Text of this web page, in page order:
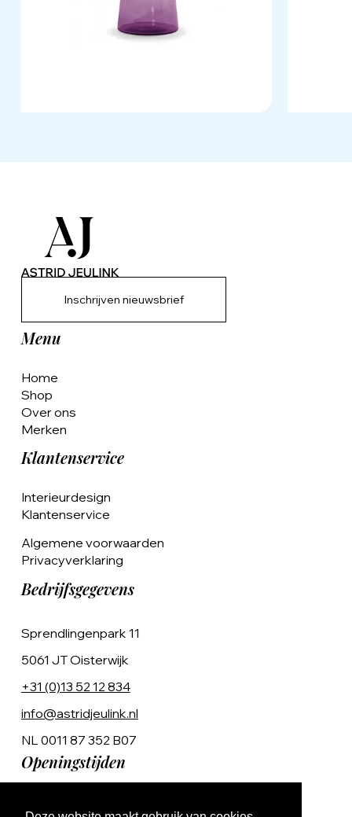
Inschrijven nieuwsbrief
Menu
Home
Shop
Over ons
Merken
Klantenservice
Interieurdesign
Klantenservice
Algemene voorwaarden
Privacyverklaring
Bedrijfsgegevens
Sprendlingenpark 11
5061 JT Oisterwijk
+31 (0)13 52 12 834
info@astridjeulink.nl
NL 0011 87 352 B07
Openingstijden